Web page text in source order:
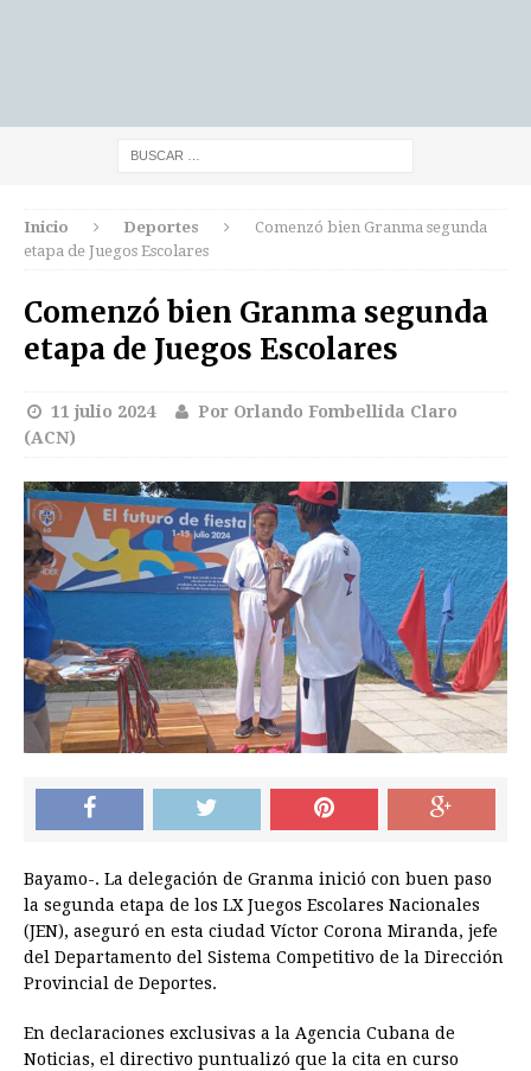
Inicio Deportes
Comenzó bien Granma segunda
etapa de Juegos Escolares
Comenzó bien Granma segunda
etapa de Juegos Escolares
11 julio 2024
Por Orlando Fombellida Claro
(ACN)
Bayamo-. La delegación de Granma inició con buen paso
la segunda etapa de los LX Juegos Escolares Nacionales
(JEN), aseguró en esta ciudad Víctor Corona Miranda, jefe
del Departamento del Sistema Competitivo de la Dirección
Provincial de Deportes.
En declaraciones exclusivas a la Agencia Cubana de
Noticias, el directivo puntualizó que la cita en curso